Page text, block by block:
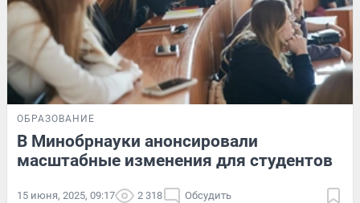
ОБРАЗОВАНИЕ
В Минобрнауки анонсировали
масштабные изменения для студентов
15 июня, 2025, 09:17 2 318 Обсудить